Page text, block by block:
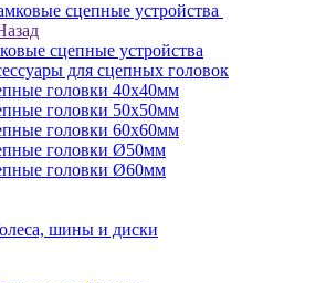
сцепные устройства
сцепные устройства
для сцепных головок
головки 40x40мм
головки 50x50мм
головки 60x60мм
головки Ø50мм
головки Ø60мм
шины и диски